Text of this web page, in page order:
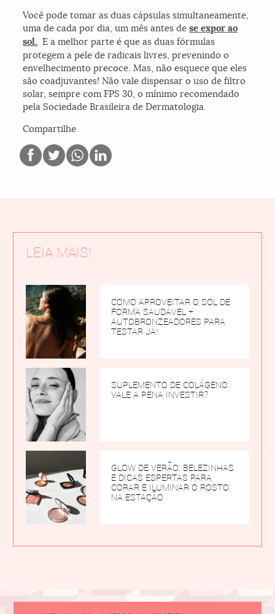
Você pode tomar as duas cápsulas simultaneamente,
uma de cada por dia, um mês antes dese expor ao
sol. E a melhor parte é que as duas fórmulas
protegem a pele de radicais livres, prevenindo o
envelhecimento precoce. Mas, não esquece que eles
são coadjuvantes! Não vale dispensar o uso de filtro
solar, sempre com FPS 30, o mínimo recomendado
pela Sociedade Brasileira de Dermatologia.
Compartilhe
LEIA MAIS!
COMO APROVEITAR O SOL DE
FORMA SAUDÁVEL +
AUTOBRONZEADORES PARA
TESTAR JÁ!
SUPLEMENTO DE COLÁGENO:
VALE A PENA INVESTIR?
GLOW DE VERÃO: BELEZINHAS
E DICAS ESPERTAS PARA
CORAR E ILUMINAR O ROSTO
NA ESTAÇÃO